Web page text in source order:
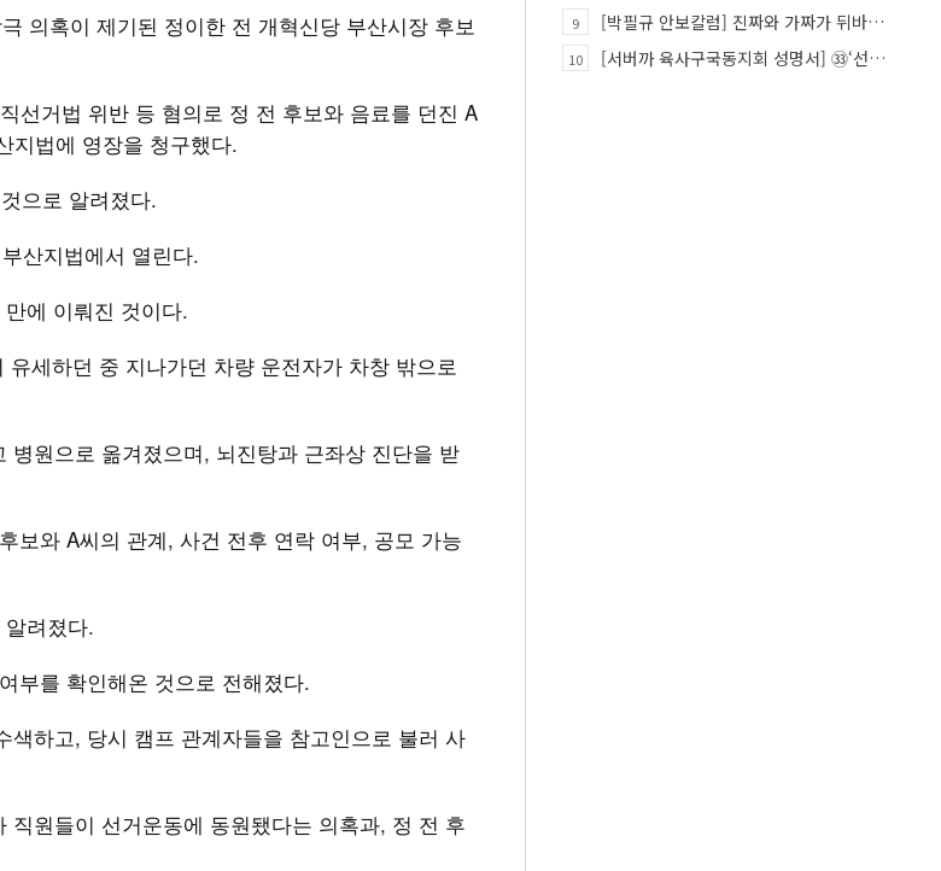
의혹이 제기된 정이한 전 개혁신당 부산시장 후보
선거법 위반 등 혐의로 정 전 후보와 음료를 던진 A
지법에 영장을 청구했다.
으로 알려졌다.
산지법에서 열린다.
에 이뤄진 것이다.
세하던 중 지나가던 차량 운전자가 차창 밖으로
원으로 옮겨졌으며, 뇌진탕과 근좌상 진단을 받
보와 A씨의 관계, 사건 전후 연락 여부, 공모 가능
려졌다.
부를 확인해온 것으로 전해졌다.
하고, 당시 캠프 관계자들을 참고인으로 불러 사
원들이 선거운동에 동원됐다는 의혹과, 정 전 후
9 [박필규 안보칼럼] 진짜와 가짜가 뒤바뀐 혼돈의 시대, 안보 파탄은 막아야
10 [서버까 육사구국동지회 성명서] ㉝‘선관위 특검’은 ‘부정선거 특검’으로 명명하고 박주현 변호사를 ‘특검…